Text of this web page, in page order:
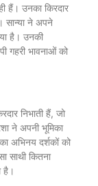
हैं। उनका किरदार
सान्या ने अपने
है। उनकी
गहरी भावनाओं को
निभाती हैं, जो
ने अपनी भूमिका
अभिनय दर्शकों को
साथी कितना
है।